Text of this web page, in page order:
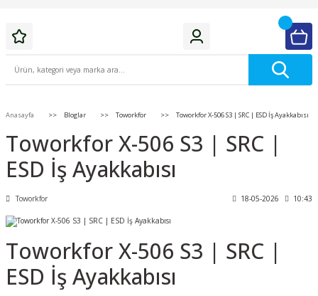
Anasayfa Bloglar Toworkfor Toworkfor X-506 S3 | SRC | ESD İş Ayakkabısı
Toworkfor X-506 S3 | SRC |
ESD İş Ayakkabısı
Toworkfor 18-05-2026 10:43
Toworkfor X-506 S3 | SRC |
ESD İş Ayakkabısı